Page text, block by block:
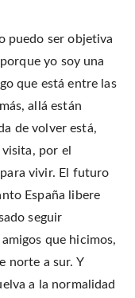
puedo ser objetiva
yo soy una
que está entre las
allá están
de volver está,
por el
vivir. El futuro
España libere
seguir
que hicimos,
norte a sur. Y
a la normalidad